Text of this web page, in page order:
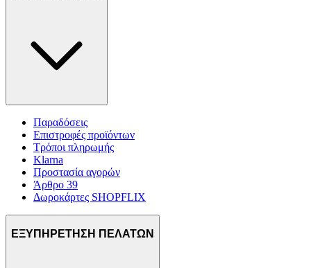
Παραδόσεις
Επιστροφές προϊόντων
Τρόποι πληρωμής
Klarna
Προστασία αγορών
Άρθρο 39
Δωροκάρτες SHOPFLIX
ΕΞΥΠΗΡΕΤΗΣΗ ΠΕΛΑΤΩΝ